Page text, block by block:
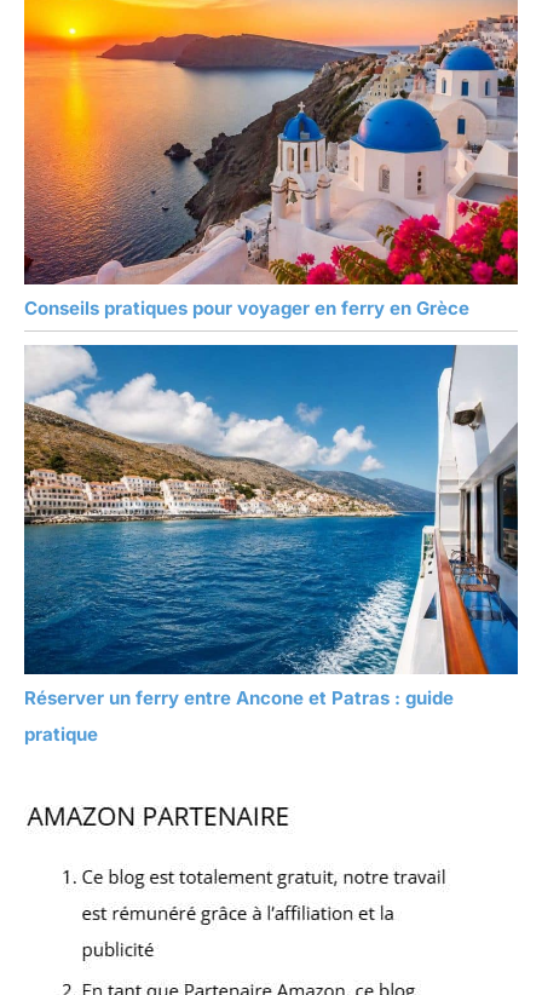
Conseils pratiques pour voyager en ferry en Grèce
Réserver un ferry entre Ancone et Patras : guide
pratique